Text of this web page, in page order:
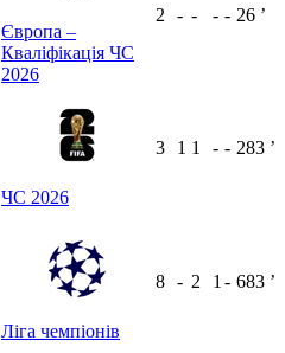
Європа –
Кваліфікація ЧС
2026
2 - - - - 26 ʼ
ЧС 2026
3 1 1 - - 283 ʼ
Ліга чемпіонів
8 - 2 1 - 683 ʼ